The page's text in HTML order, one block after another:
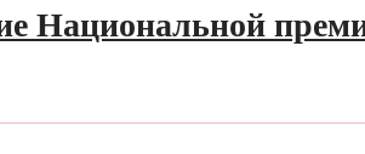
Национальной